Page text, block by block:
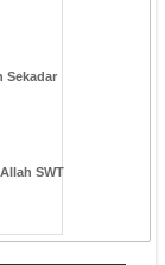
Sekadar
SWT